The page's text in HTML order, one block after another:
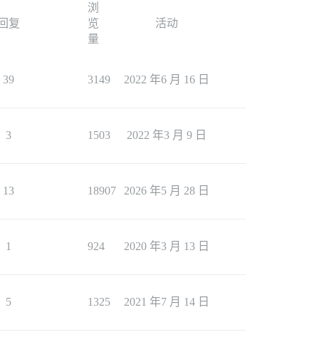
回复
浏
览
量
活动
39 3149 2022 年6 月 16 日
3 1503 2022 年3 月 9 日
13 18907 2026 年5 月 28 日
1 924 2020 年3 月 13 日
5 1325 2021 年7 月 14 日